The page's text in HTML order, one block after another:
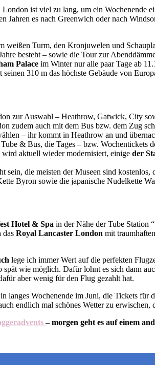
ist viel zu lang, um ein Wochenende
Jahren es nach Greenwich oder nach
weißen Turm, den Kronjuwelen und
besteht – sowie die Tour zur
Palace im Winter nur alle paar Tage ab
310 m das höchste Gebäude von
zur Auswahl – Heathrow, Gatwick, City
zudem auch mit dem Bus bzw. dem Zug
– ihr kommt in Heathrow an und
& Bus, die Tages – bzw. Wochentickets
aktuell wieder modernisiert, einige der
sein, die meisten der Museen sind
Byron sowie die japanische Nudelkette
Hotel & Spa in der Nähe der Tube Station
das Royal Lancaster London mit
lege ich immer Wert auf die perfekten
wie möglich. Dafür lohnt es sich dann
aber wenig für den Flug gezahlt hat.
langes Wochenende im Juni, die Tickets
endlich mal schönes Wetter zu erwischen,
– morgen geht es auf einem